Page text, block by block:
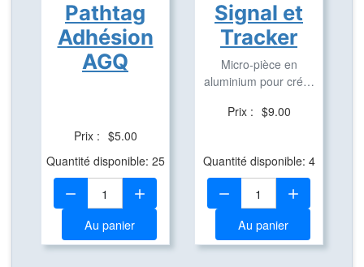
Pathtag
Adhésion
AGQ
Prix : $5.00
Quantité disponible: 25
Quantité:
Au panier
Signal et
Tracker
Micro-pièce en
aluminium pour créer
Prix : $9.00
Quantité disponible: 4
Quantité:
Au panier